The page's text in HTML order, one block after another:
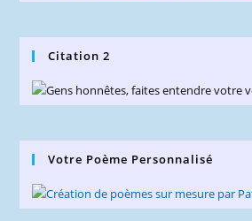
Citation 2
Votre Poème Personnalisé